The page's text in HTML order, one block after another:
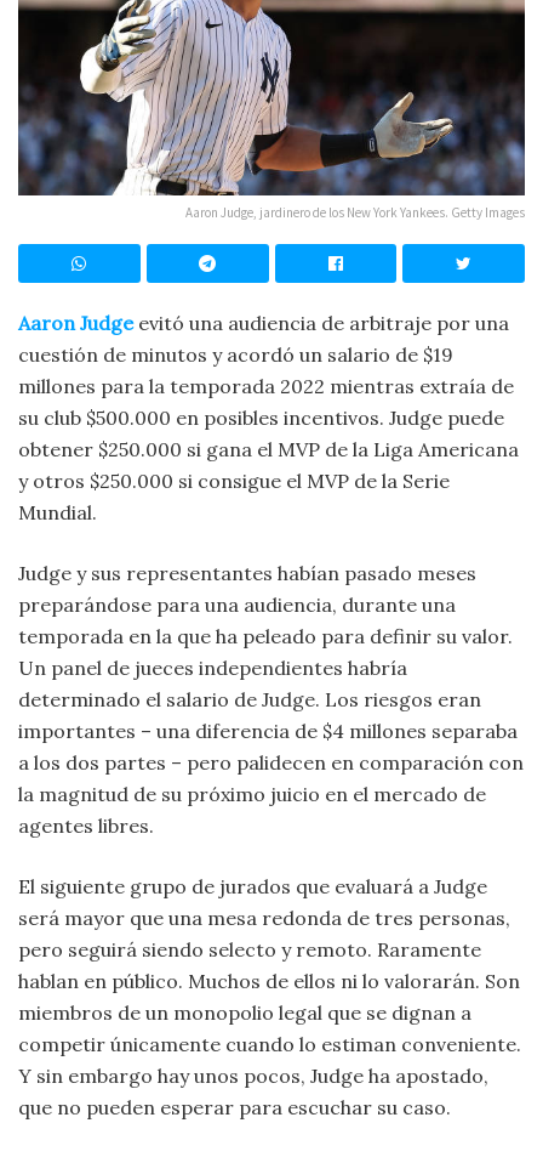
Aaron Judge, jardinero de los New York Yankees. Getty Images
Aaron Judge evitó una audiencia de arbitraje por una
cuestión de minutos y acordó un salario de $19
millones para la temporada 2022 mientras extraía de
su club $500.000 en posibles incentivos. Judge puede
obtener $250.000 si gana el MVP de la Liga Americana
y otros $250.000 si consigue el MVP de la Serie
Mundial.
Judge y sus representantes habían pasado meses
preparándose para una audiencia, durante una
temporada en la que ha peleado para definir su valor.
Un panel de jueces independientes habría
determinado el salario de Judge. Los riesgos eran
importantes – una diferencia de $4 millones separaba
a los dos partes – pero palidecen en comparación con
la magnitud de su próximo juicio en el mercado de
agentes libres.
El siguiente grupo de jurados que evaluará a Judge
será mayor que una mesa redonda de tres personas,
pero seguirá siendo selecto y remoto. Raramente
hablan en público. Muchos de ellos ni lo valorarán. Son
miembros de un monopolio legal que se dignan a
competir únicamente cuando lo estiman conveniente.
Y sin embargo hay unos pocos, Judge ha apostado,
que no pueden esperar para escuchar su caso.